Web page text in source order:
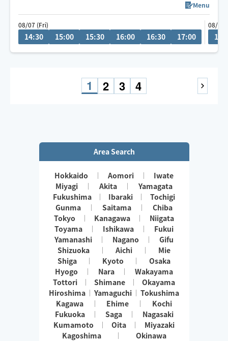
普段は自営サロンで施術の為、施術中の表記が無くても
返信が遅れてしまうことがあります。
ストレッチの入った施術になりますので、下はジャージ
等の着用（下着のみ不可）をお願いしています。タイパ
Menu
08/07 (Fri)
14:30 15:00 15:30 16:00 16:30 17:00
08/08
1 2 3 4
Area Search
Hokkaido Aomori
Iwate
Miyagi
Akita
Yamagata
Fukushima
Ibaraki
Tochigi
Gunma
Saitama
Chiba
Tokyo
Kanagawa
Niigata
Toyama
Ishikawa
Fukui
Yamanashi
Nagano
Gifu
Shizuoka
Aichi
Mie
Shiga
Kyoto
Osaka
Hyogo
Nara
Wakayama
Tottori
Shimane
Okayama
Hiroshima
Yamaguchi
Tokushima
Kagawa
Ehime
Kochi
Fukuoka
Saga
Nagasaki
Kumamoto
Oita
Miyazaki
Kagoshima
Okinawa